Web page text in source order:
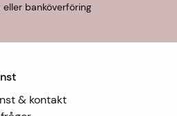
banköverföring
& kontakt